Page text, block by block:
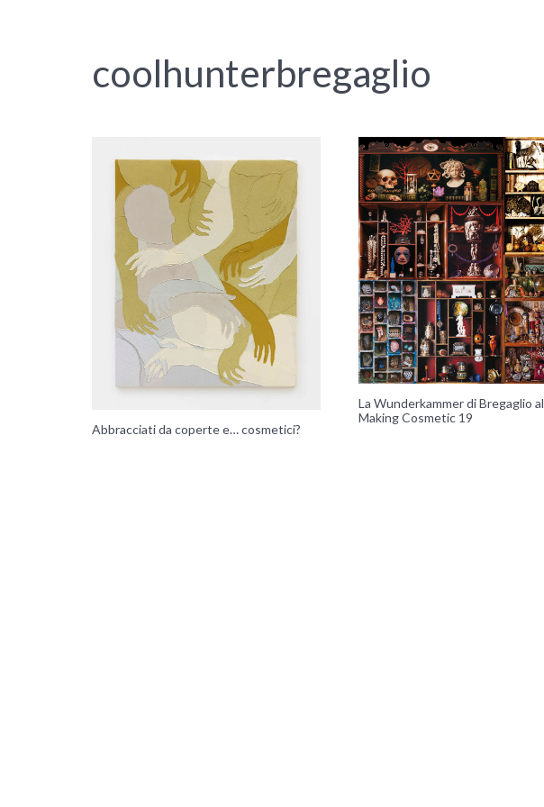
coolhunterbregaglio
Abbracciati da coperte e… cosmetici?
La Wunderkammer di Bregaglio al
Making Cosmetic 19